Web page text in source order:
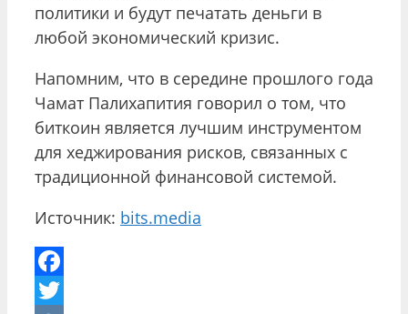
политики и будут печатать деньги в
любой экономический кризис.
Напомним, что в середине прошлого года
Чамат Палихапития говорил о том, что
биткоин является лучшим инструментом
для хеджирования рисков, связанных с
традиционной финансовой системой.
Источник: bits.media
Facebook